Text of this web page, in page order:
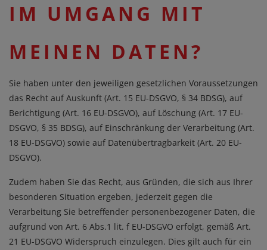
IM UMGANG MIT
MEINEN DATEN?
Sie haben unter den jeweiligen gesetzlichen Voraussetzungen
das Recht auf Auskunft (Art. 15 EU-DSGVO, § 34 BDSG), auf
Berichtigung (Art. 16 EU-DSGVO), auf Löschung (Art. 17 EU-
DSGVO, § 35 BDSG), auf Einschränkung der Verarbeitung (Art.
18 EU-DSGVO) sowie auf Datenübertragbarkeit (Art. 20 EU-
DSGVO).
Zudem haben Sie das Recht, aus Gründen, die sich aus Ihrer
besonderen Situation ergeben, jederzeit gegen die
Verarbeitung Sie betreffender personenbezogener Daten, die
aufgrund von Art. 6 Abs.1 lit. f EU-DSGVO erfolgt, gemäß Art.
21 EU-DSGVO Widerspruch einzulegen. Dies gilt auch für ein